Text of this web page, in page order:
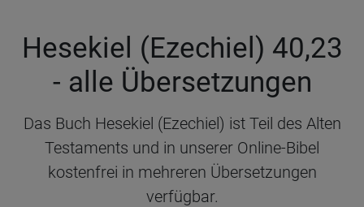
Hesekiel (Ezechiel) 40,23
- alle Übersetzungen
Das Buch Hesekiel (Ezechiel) ist Teil des Alten
Testaments und in unserer Online-Bibel
kostenfrei in mehreren Übersetzungen
verfügbar.